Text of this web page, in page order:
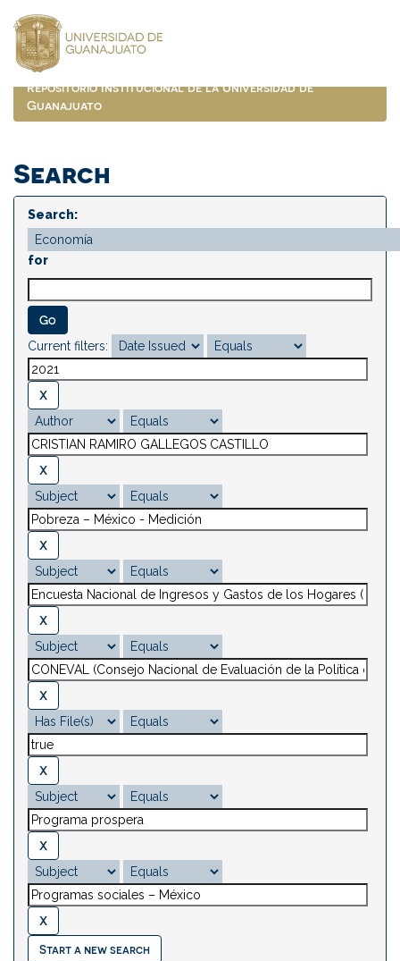
navigation
Repositorio Institucional de la Universidad de
Guanajuato
Search
Search:
for
Current filters:
Start a new search